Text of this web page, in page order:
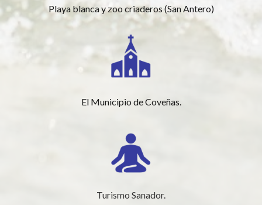
Playa blanca y zoo criaderos (San Antero)
El Municipio de Coveñas.
Turismo Sanador.